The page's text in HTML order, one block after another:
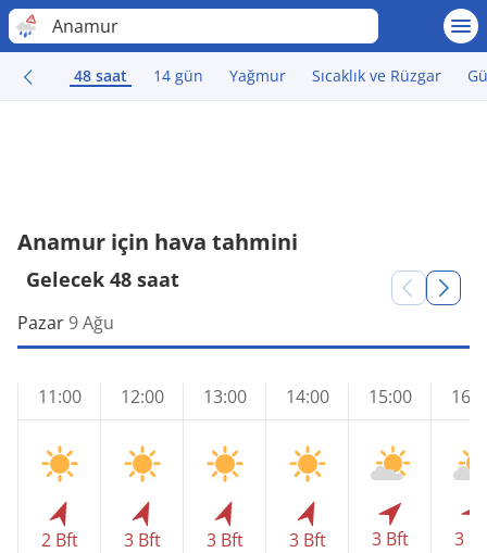
Anamur
48 saat 14 gün Yağmur Sıcaklık ve Rüzgar
Anamur için hava tahmini
Gelecek 48 saat
Pazar9 Ağu
11:00
2 Bft
12:00
3 Bft
13:00
3 Bft
14:00
3 Bft
15:00
3 Bft 3